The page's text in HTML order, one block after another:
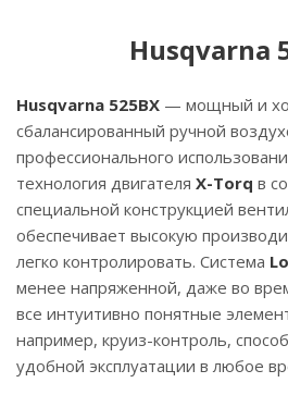
Husqvarna
Husqvarna 525BX — мощный и
сбалансированный ручной
профессионального
технология двигателя X-Torq в
специальной конструкцией
обеспечивает высокую
легко контролировать. Система
менее напряженной, даже во
все интуитивно понятные
например, круиз-контроль,
удобной эксплуатации в любое